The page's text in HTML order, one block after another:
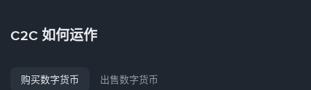
C2C 如何运作
购买数字货币 出售数字货币